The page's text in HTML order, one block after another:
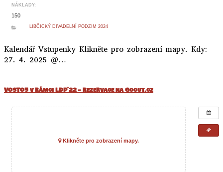
NÁKLADY:
150
LIBČICKÝ DIVADELNÍ PODZIM 2024
Kalendář Vstupenky Klikněte pro zobrazení mapy. Kdy:
27. 4. 2025 @…
VOSTO5 v rámci LDP`22 – rezervace na Goout.cz
Klikněte pro zobrazení mapy.